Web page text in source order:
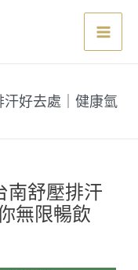
汗好去處｜健康氫
南舒壓排汗
無限暢飲